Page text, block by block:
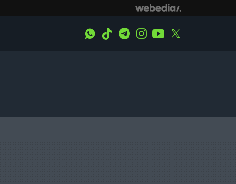
WhatsApp
Tiktok TelegramInstagramYoutube